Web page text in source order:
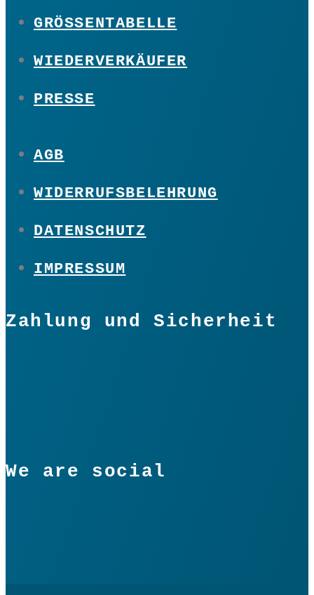
GRÖSSENTABELLE
WIEDERVERKÄUFER
PRESSE
AGB
WIDERRUFSBELEHRUNG
DATENSCHUTZ
IMPRESSUM
Zahlung und Sicherheit
We are social